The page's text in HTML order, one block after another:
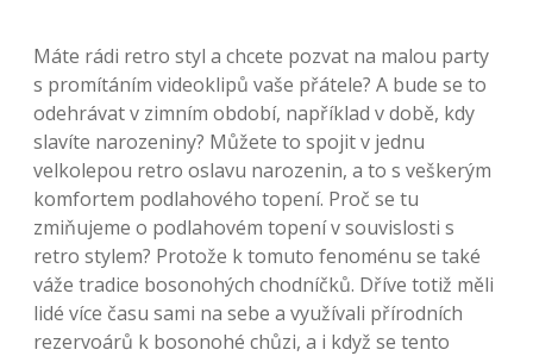
Máte rádi retro styl a chcete pozvat na malou party
s promítáním videoklipů vaše přátele? A bude se to
odehrávat v zimním období, například v době, kdy
slavíte narozeniny? Můžete to spojit v jednu
velkolepou retro oslavu narozenin, a to s veškerým
komfortem podlahového topení. Proč se tu
zmiňujeme o podlahovém topení v souvislosti s
retro stylem? Protože k tomuto fenoménu se také
váže tradice bosonohých chodníčků. Dříve totiž měli
lidé více času sami na sebe a využívali přírodních
rezervoárů k bosonohé chůzi, a i když se tento